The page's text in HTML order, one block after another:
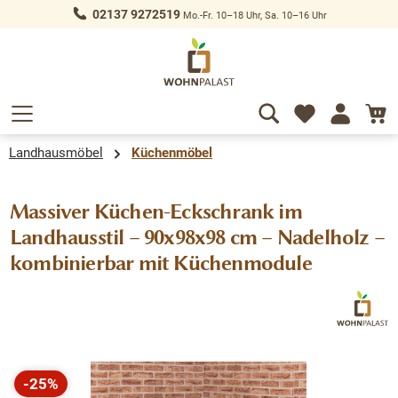
springen 02137 9272519Mo.-Fr. 10–18 Uhr, Sa. 10–16 Uhr
Landhausmöbel Küchenmöbel
Massiver Küchen-Eckschrank im
Landhausstil – 90x98x98 cm – Nadelholz –
kombinierbar mit Küchenmodule
Bildergalerie überspringen
-25%